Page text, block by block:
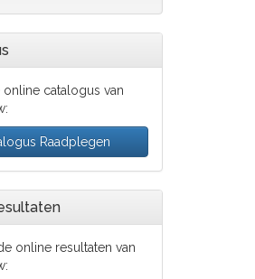
online catalogus van
Raadplegen
online resultaten van